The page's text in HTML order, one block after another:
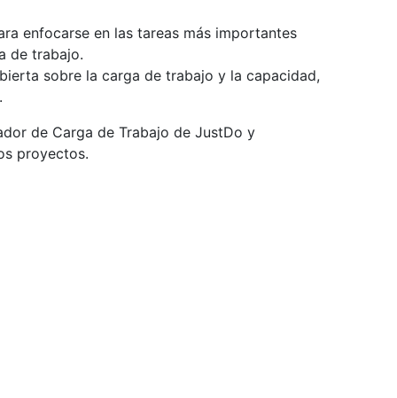
enfocarse en las tareas más importantes
de trabajo.
sobre la carga de trabajo y la capacidad,
de Carga de Trabajo de JustDo y
proyectos.